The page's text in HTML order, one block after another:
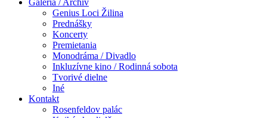
Galéria / Archív
Genius Loci Žilina
Prednášky
Koncerty
Premietania
Monodráma / Divadlo
Inkluzívne kino / Rodinná sobota
Tvorivé dielne
Iné
Kontakt
Rosenfeldov palác